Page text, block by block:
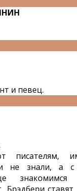
и певец.
писателям,
не знали, а
знакомимся